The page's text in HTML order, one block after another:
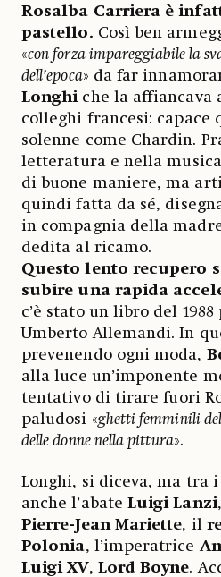
Rosalba Carriera è
pastello. Così ben
«con forza impareggiabile la
dell’epoca» da far
Longhiche la affiancava
colleghi francesi: capace
solenne come Chardin.
letteratura e nella
di buone maniere, ma
quindi fatta da sé,
in compagnia della
dedita al ricamo.
Questo lento recupero
subire una rapida
c’è stato un libro del
Umberto Allemandi. In
prevenendo ogni moda,
alla luce un’imponente
tentativo di tirare fuori
paludosi «ghetti femminili
delle donne nella pittura».
Longhi, si diceva, ma tra
anche l’abate Luigi Lanzi
Pierre-Jean Mariette, il
Polonia, l’imperatrice
Luigi XV, Lord Boyne.